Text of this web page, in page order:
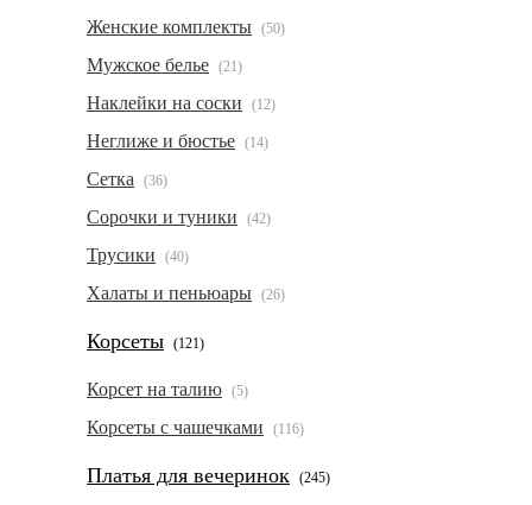
Женские комплекты (50)
Мужское белье (21)
Наклейки на соски (12)
Неглиже и бюстье (14)
Сетка (36)
Сорочки и туники (42)
Трусики (40)
Халаты и пеньюары (26)
Корсеты (121)
Корсет на талию (5)
Корсеты с чашечками (116)
Платья для вечеринок (245)